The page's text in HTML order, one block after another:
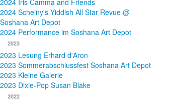
2024 Scheiny's Yiddish All Star Revue @
Soshana Art Depot
2024 Performance im Soshana Art Depot
2023
2023 Lesung Erhard d'Aron
2023 Sommerabschlussfest Soshana Art Depot
2023 Kleine Galerie
2023 Dixie-Pop Susan Blake
2022